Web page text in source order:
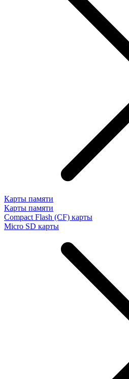
Карты памяти
Карты памяти
Compact Flash (CF) карты
Micro SD карты